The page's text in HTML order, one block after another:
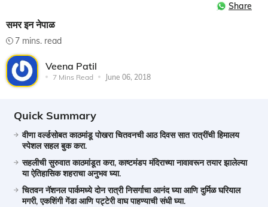
Share
समर इन नेपाळ
7 mins. read
Veena Patil
7 Mins Read June 06, 2018
Quick Summary
वीणा वर्ल्डसोबत काठमांडू पोखरा चितवनची आठ दिवस सात रात्रींची हिमालय
स्पेशल सहल बुक करा.
सहलीची सुरुवात काठमांडूत करा, काष्टमंडप मंदिराच्या नावावरून तयार झालेल्या
या ऐतिहासिक शहराचा अनुभव घ्या.
चितवन नॅशनल पार्कमध्ये दोन रात्री निसर्गाचा आनंद घ्या आणि दुर्मिळ घरियाल
मगरी, एकशिंगी गेंडा आणि पट्टेरी वाघ पाहण्याची संधी घ्या.